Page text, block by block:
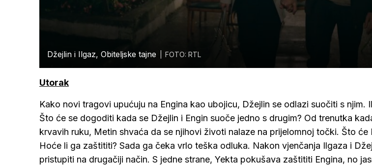
Džejlin i Ilgaz, Obiteljske tajne FOTO: RTL
Utorak
Kako novi tragovi upućuju na Engina kao ubojicu, Džejlin se odlazi suočiti s njim.
Što će se dogoditi kada se Džejlin i Engin suoče jedno s drugim? Od trenutka
krvavih ruku, Metin shvaća da se njihovi životi nalaze na prijelomnoj točki. Što će
Hoće li ga zaštititi? Sada ga čeka vrlo teška odluka. Nakon vjenčanja Ilgaza i
pristupiti na drugačiji način. S jedne strane, Yekta pokušava zaštititi Engina, no